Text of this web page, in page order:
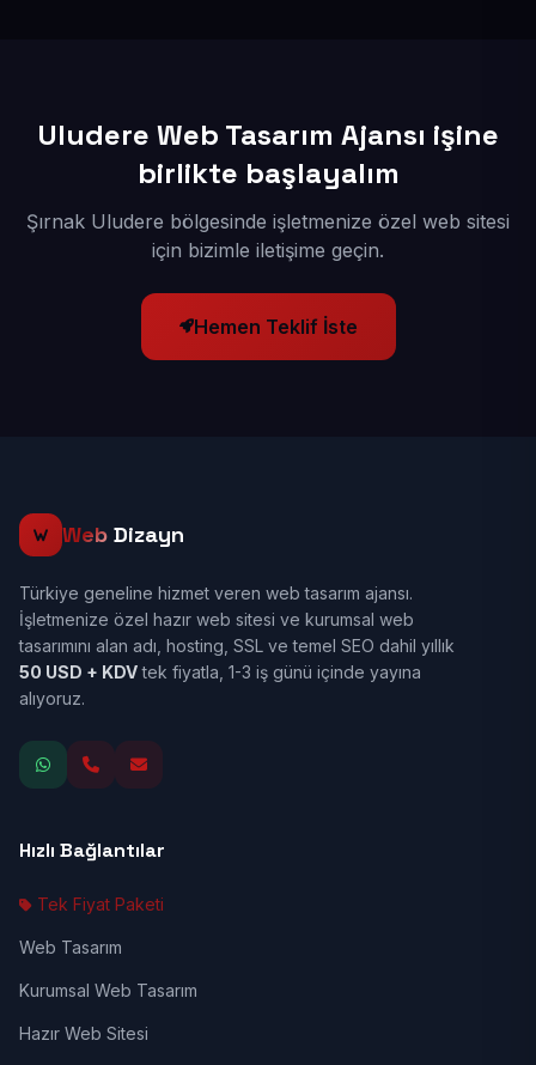
Uludere Web Tasarım Ajansı işine
birlikte başlayalım
Şırnak Uludere bölgesinde işletmenize özel web sitesi
için bizimle iletişime geçin.
Hemen Teklif İste
Web Dizayn
Türkiye geneline hizmet veren web tasarım ajansı.
İşletmenize özel hazır web sitesi ve kurumsal web
tasarımını alan adı, hosting, SSL ve temel SEO dahil yıllık
50 USD + KDVtek fiyatla, 1-3 iş günü içinde yayına
alıyoruz.
Hızlı Bağlantılar
Tek Fiyat Paketi
Web Tasarım
Kurumsal Web Tasarım
Hazır Web Sitesi